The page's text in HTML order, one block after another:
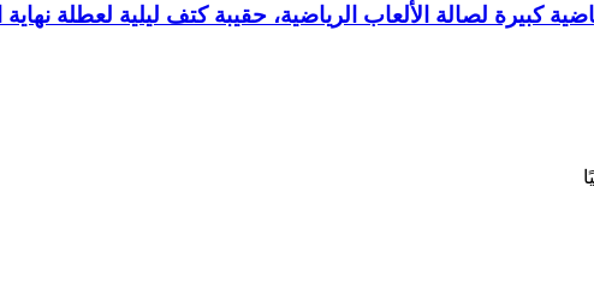
لصالة الألعاب الرياضية، حقيبة كتف ليلية لعطلة نهاية